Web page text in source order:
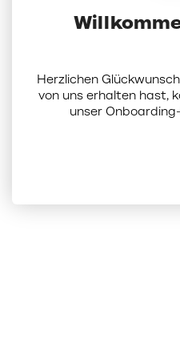
Herzlichen
von uns erhalten hast,
unser